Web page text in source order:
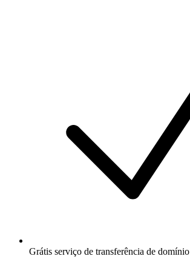
Grátis serviço de transferência de domínio